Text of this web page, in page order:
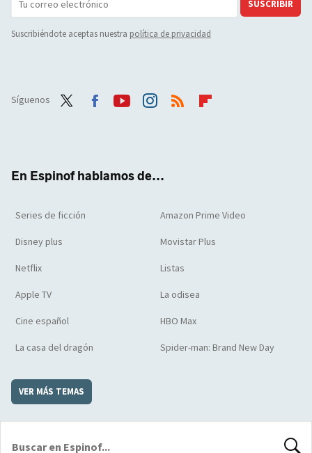
SUSCRIBIR
Suscribiéndote aceptas nuestra política de privacidad
Síguenos
En Espinof hablamos de...
Series de ficción Amazon Prime Video
Disney plus Movistar Plus
Netflix Listas
Apple TV La odisea
Cine español HBO Max
La casa del dragón Spider-man: Brand New Day
VER MÁS TEMAS